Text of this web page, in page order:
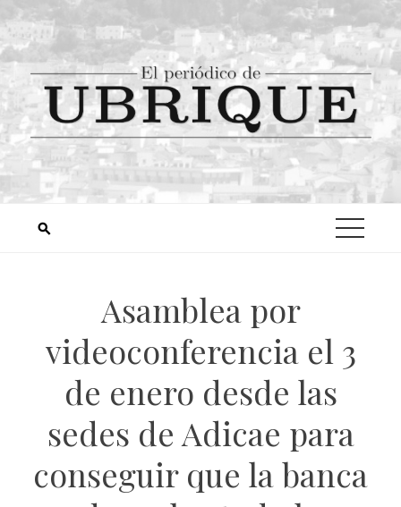
Asamblea por
videoconferencia el 3
de enero desde las
sedes de Adicae para
conseguir que la banca